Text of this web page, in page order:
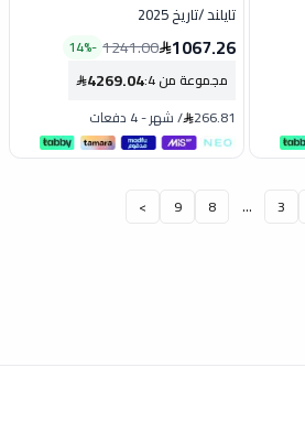
تايلند/تاريخ 2025
1067.26
1241.00
-
14%
مجموعة من 4 :
4269.04
266.81
/شهر-4 دفعات
3
...
8
9
>